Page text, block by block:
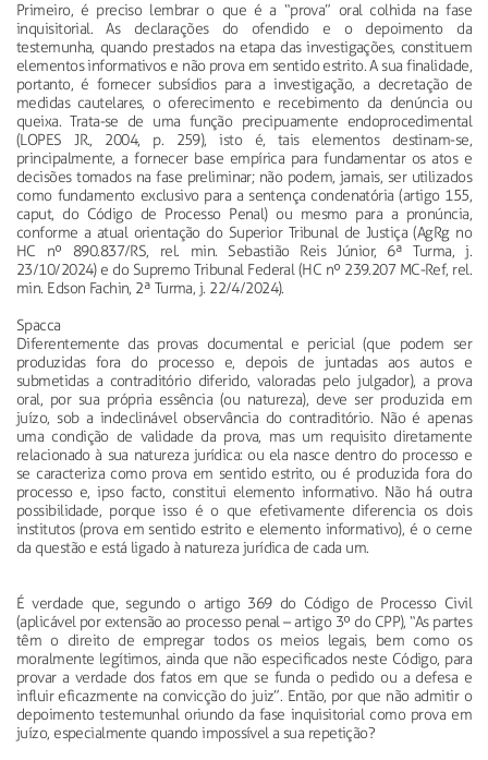
Primeiro, é preciso lembrar o que é a “prova” oral colhida na fase
inquisitorial. As declarações do ofendido e o depoimento da
testemunha, quando prestados na etapa das investigações, constituem
elementos informativos e não prova em sentido estrito. A sua finalidade,
portanto, é fornecer subsídios para a investigação, a decretação de
medidas cautelares, o oferecimento e recebimento da denúncia ou
queixa. Trata-se de uma função precipuamente endoprocedimental
(LOPES JR., 2004, p. 259), isto é, tais elementos destinam-se,
principalmente, a fornecer base empírica para fundamentar os atos e
decisões tomados na fase preliminar; não podem, jamais, ser utilizados
como fundamento exclusivo para a sentença condenatória (artigo 155,
caput, do Código de Processo Penal) ou mesmo para a pronúncia,
conforme a atual orientação do Superior Tribunal de Justiça (AgRg no
HC nº 890.837/RS, rel. min. Sebastião Reis Júnior, 6ª Turma, j.
23/10/2024) e do Supremo Tribunal Federal (HC nº 239.207 MC-Ref, rel.
min. Edson Fachin, 2ª Turma, j. 22/4/2024).
Spacca
Diferentemente das provas documental e pericial (que podem ser
produzidas fora do processo e, depois de juntadas aos autos e
submetidas a contraditório diferido, valoradas pelo julgador), a prova
oral, por sua própria essência (ou natureza), deve ser produzida em
juízo, sob a indeclinável observância do contraditório. Não é apenas
uma condição de validade da prova, mas um requisito diretamente
relacionado à sua natureza jurídica: ou ela nasce dentro do processo e
se caracteriza como prova em sentido estrito, ou é produzida fora do
processo e, ipso facto, constitui elemento informativo. Não há outra
possibilidade, porque isso é o que efetivamente diferencia os dois
institutos (prova em sentido estrito e elemento informativo), é o cerne
da questão e está ligado à natureza jurídica de cada um.
É verdade que, segundo o artigo 369 do Código de Processo Civil
(aplicável por extensão ao processo penal – artigo 3º do CPP), “As partes
têm o direito de empregar todos os meios legais, bem como os
moralmente legítimos, ainda que não especificados neste Código, para
provar a verdade dos fatos em que se funda o pedido ou a defesa e
influir eficazmente na convicção do juiz”. Então, por que não admitir o
depoimento testemunhal oriundo da fase inquisitorial como prova em
juízo, especialmente quando impossível a sua repetição?